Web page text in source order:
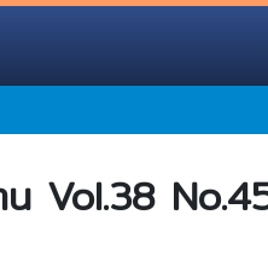
น Vol.38